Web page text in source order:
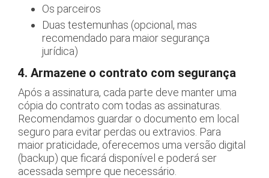
Os parceiros
Duas testemunhas (opcional, mas
recomendado para maior segurança
jurídica)
4. Armazene o contrato com segurança
Após a assinatura, cada parte deve manter uma
cópia do contrato com todas as assinaturas.
Recomendamos guardar o documento em local
seguro para evitar perdas ou extravios. Para
maior praticidade, oferecemos uma versão digital
(backup) que ficará disponível e poderá ser
acessada sempre que necessário.